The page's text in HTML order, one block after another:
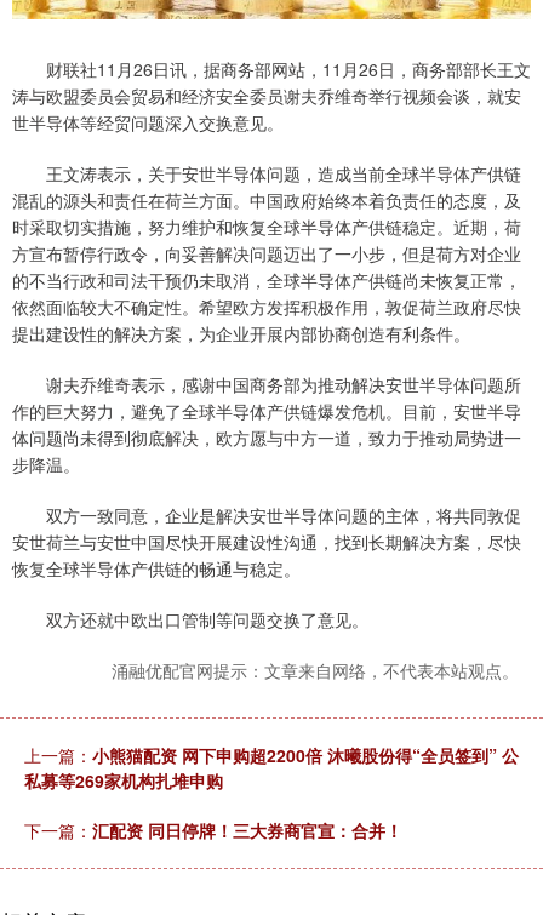
财联社11月26日讯，据商务部网站，11月26日，商务部部长王文
涛与欧盟委员会贸易和经济安全委员谢夫乔维奇举行视频会谈，就安
世半导体等经贸问题深入交换意见。
王文涛表示，关于安世半导体问题，造成当前全球半导体产供链
混乱的源头和责任在荷兰方面。中国政府始终本着负责任的态度，及
时采取切实措施，努力维护和恢复全球半导体产供链稳定。近期，荷
方宣布暂停行政令，向妥善解决问题迈出了一小步，但是荷方对企业
的不当行政和司法干预仍未取消，全球半导体产供链尚未恢复正常，
依然面临较大不确定性。希望欧方发挥积极作用，敦促荷兰政府尽快
提出建设性的解决方案，为企业开展内部协商创造有利条件。
谢夫乔维奇表示，感谢中国商务部为推动解决安世半导体问题所
作的巨大努力，避免了全球半导体产供链爆发危机。目前，安世半导
体问题尚未得到彻底解决，欧方愿与中方一道，致力于推动局势进一
步降温。
双方一致同意，企业是解决安世半导体问题的主体，将共同敦促
安世荷兰与安世中国尽快开展建设性沟通，找到长期解决方案，尽快
恢复全球半导体产供链的畅通与稳定。
双方还就中欧出口管制等问题交换了意见。
涌融优配官网提示：文章来自网络，不代表本站观点。
上一篇： 小熊猫配资 网下申购超2200倍 沐曦股份得“全员签到” 公
私募等269家机构扎堆申购
下一篇： 汇配资 同日停牌！三大券商官宣：合并！